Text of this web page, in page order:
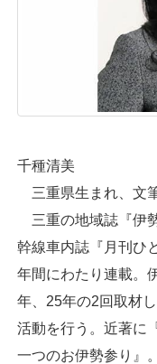
千種清美
三重県生まれ、文
三重の地域誌『伊
幹線車内誌『月刊ひ
年間にわたり連載。
年、25年の2回取材
活動を行う。近著に
一つのお伊勢参り』